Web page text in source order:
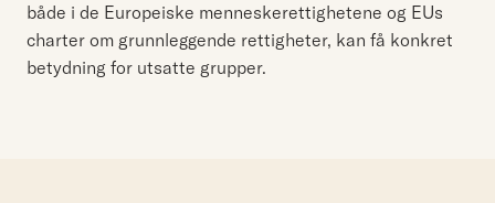
både i de Europeiske menneskerettighetene og EUs
charter om grunnleggende rettigheter, kan få konkret
betydning for utsatte grupper.